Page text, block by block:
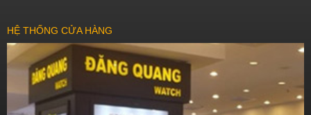
HỆ THỐNG CỬA HÀNG